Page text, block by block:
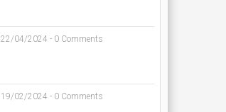
22/04/2024 - 0 Comments
19/02/2024 - 0 Comments